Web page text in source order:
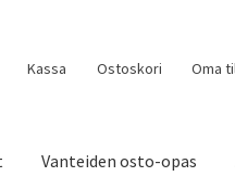
Kassa Ostoskori Oma
Vanteiden osto-opas